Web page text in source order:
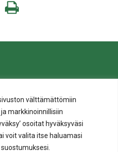
välttämättömiin
markkinoinnillisiin
osoitat hyväksyväsi
voit valita itse haluamasi
Tulosta